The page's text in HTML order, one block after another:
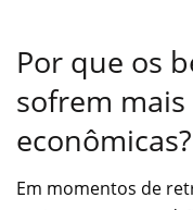
Por que os
sofrem
econômicas?
Em momentos de